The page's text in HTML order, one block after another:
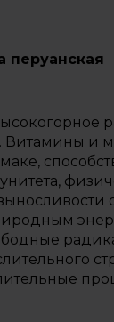
перуанская
и